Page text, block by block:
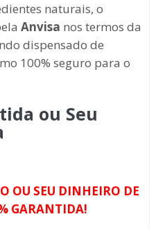
naturais, o
Anvisa nos termos da
dispensado de
100% seguro para o
ou Seu
OU SEU DINHEIRO DE
GARANTIDA!